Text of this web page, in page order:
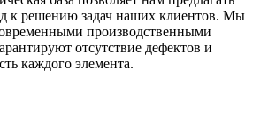
к решению задач наших клиентов. Мы
производственными
отсутствие дефектов и
каждого элемента.